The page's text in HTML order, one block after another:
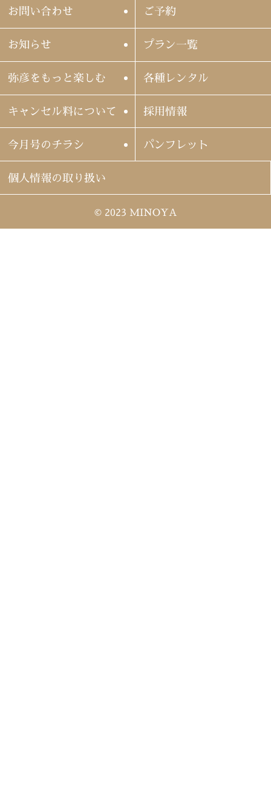
お問い合わせ ご予約
お知らせ プラン一覧
弥彦をもっと楽しむ 各種レンタル
キャンセル料について 採用情報
今月号のチラシ パンフレット
個人情報の取り扱い
© 2023 MINOYA